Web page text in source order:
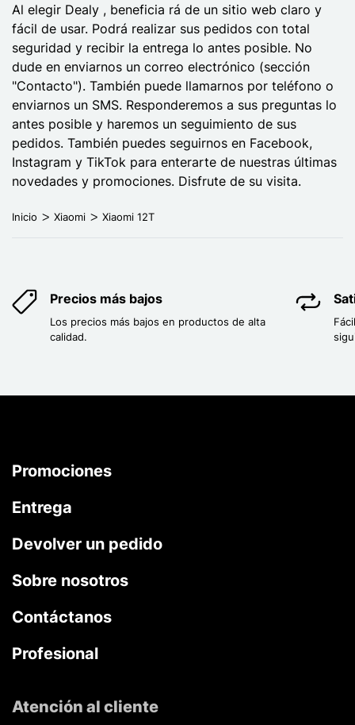
Al elegir Dealy , beneficia rá de un sitio web claro y
fácil de usar. Podrá realizar sus pedidos con total
seguridad y recibir la entrega lo antes posible. No
dude en enviarnos un correo electrónico (sección
"Contacto"). También puede llamarnos por teléfono o
enviarnos un SMS. Responderemos a sus preguntas lo
antes posible y haremos un seguimiento de sus
pedidos. También puedes seguirnos en Facebook,
Instagram y TikTok para enterarte de nuestras últimas
novedades y promociones. Disfrute de su visita.
Inicio Xiaomi Xiaomi 12T
Precios más bajos
Los precios más bajos en productos de alta
calidad.
Promociones
Entrega
Devolver un pedido
Sobre nosotros
Contáctanos
Profesional
Atención al cliente